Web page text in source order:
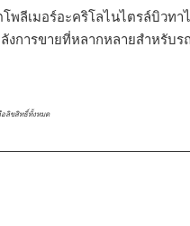
พลีเมอร์อะคริโลไนไตรล์บิ
งการขายที่หลากหลายสำหรับ
อลิขสิทธิ์ทั้งหมด